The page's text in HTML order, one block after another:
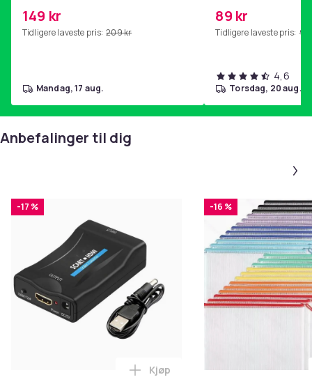
hjemmegymnastikk Purple
149 kr
Tidligere laveste pris: 209 kr
mandag, 17 aug.
89 kr
Tidligere laveste pris: 99
4,6
torsdag, 20 aug.
Anbefalinger til dig
-17 %
Legg SCART til HDMI-omformer
Kjøp
-16 %